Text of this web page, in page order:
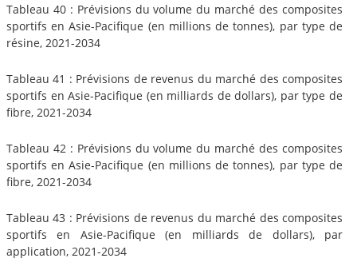
Tableau 40 : Prévisions du volume du marché des composites
sportifs en Asie-Pacifique (en millions de tonnes), par type de
résine, 2021-2034
Tableau 41 : Prévisions de revenus du marché des composites
sportifs en Asie-Pacifique (en milliards de dollars), par type de
fibre, 2021-2034
Tableau 42 : Prévisions du volume du marché des composites
sportifs en Asie-Pacifique (en millions de tonnes), par type de
fibre, 2021-2034
Tableau 43 : Prévisions de revenus du marché des composites
sportifs en Asie-Pacifique (en milliards de dollars), par
application, 2021-2034